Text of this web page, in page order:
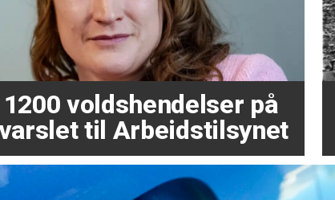
voldshendelser på
til Arbeidstilsynet